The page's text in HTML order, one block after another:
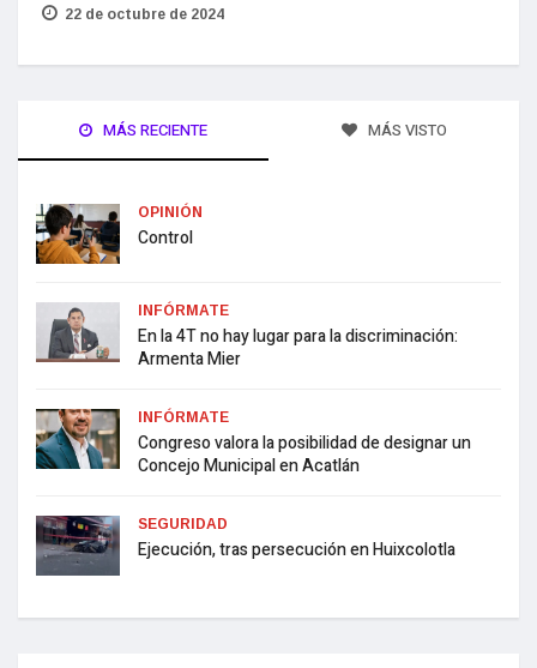
22 de octubre de 2024
MÁS RECIENTE MÁS VISTO
OPINIÓN
Control
INFÓRMATE
En la 4T no hay lugar para la discriminación:
Armenta Mier
INFÓRMATE
Congreso valora la posibilidad de designar un
Concejo Municipal en Acatlán
SEGURIDAD
Ejecución, tras persecución en Huixcolotla